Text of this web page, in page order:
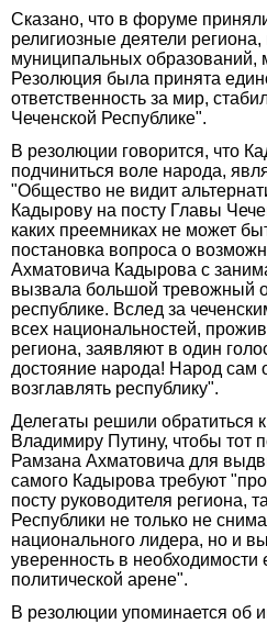
Сказано, что в форуме
религиозные деятели региона,
муниципальных
Резолюция была принята
ответственность за мир,
Чеченской Республике".
В резолюции говорится, что
подчиниться воле народа,
"Общество не видит
Кадырову на посту Главы
каких преемниках не может
постановка вопроса о
Ахматовича Кадырова с
вызвала большой тревожный
республике. Вслед за
всех национальностей,
региона, заявляют в один
достояние народа! Народ сам
возглавлять республику".
Делегаты решили обратиться
Владимиру Путину, чтобы тот
Рамзана Ахматовича для
самого Кадырова требуют
посту руководителя региона,
Республики не только не
национального лидера, но и
уверенность в необходимости
политической арене".
В резолюции упоминается об